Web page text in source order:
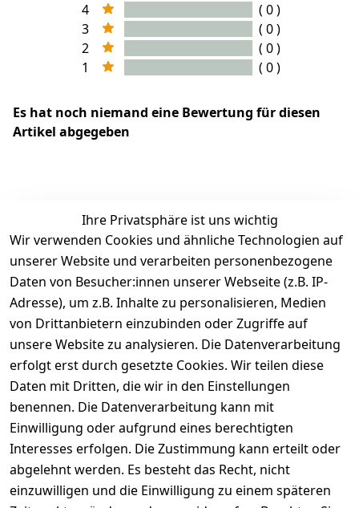
4
( 0 )
3
( 0 )
2
( 0 )
1
( 0 )
Es hat noch niemand eine Bewertung für diesen
Artikel abgegeben
EU-Verantwortliche Person - klicken Sie für Details
Ihre Privatsphäre ist uns wichtig
Wir verwenden Cookies und ähnliche Technologien auf
unserer Website und verarbeiten personenbezogene
Daten von Besucher:innen unserer Webseite (z.B. IP-
Adresse), um z.B. Inhalte zu personalisieren, Medien
von Drittanbietern einzubinden oder Zugriffe auf
unsere Website zu analysieren. Die Datenverarbeitung
erfolgt erst durch gesetzte Cookies. Wir teilen diese
Daten mit Dritten, die wir in den Einstellungen
benennen. Die Datenverarbeitung kann mit
Einwilligung oder aufgrund eines berechtigten
Interesses erfolgen. Die Zustimmung kann erteilt oder
abgelehnt werden. Es besteht das Recht, nicht
einzuwilligen und die Einwilligung zu einem späteren
Rechtliches
AGB
Impressum
Datenschutze
rklärung
Services
Registrieren
Kontakt
Kontaktformu
lar
Zahlung
und
Versand